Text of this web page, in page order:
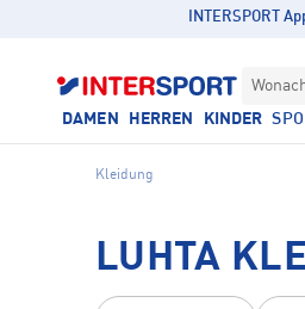
INTERSPORT
DAMEN HERREN KINDER
Kleidung
LUHTA